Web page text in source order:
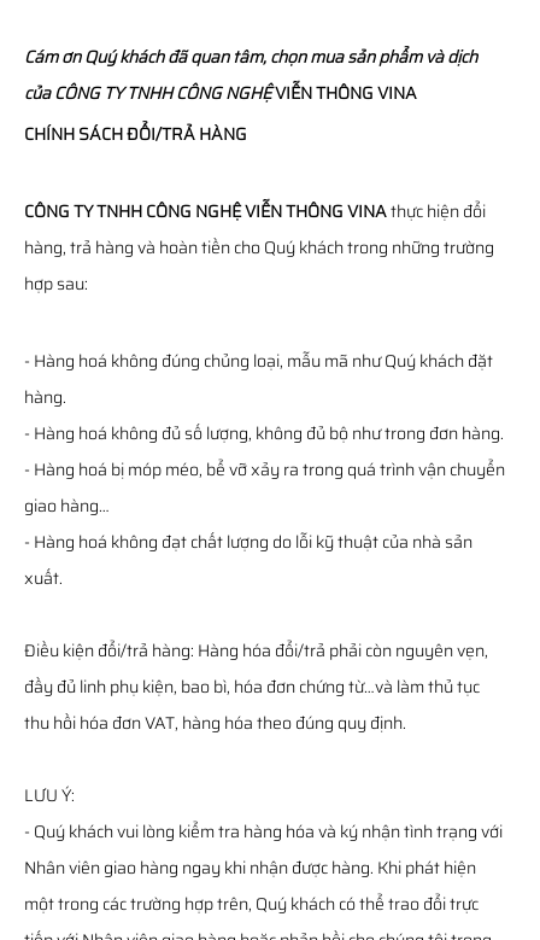
Cám ơn Quý khách đã quan tâm, chọn mua sản phẩm và dịch
củaCÔNG TY TNHH CÔNG NGHỆVIỄN THÔNGVINA
CHÍNH SÁCH ĐỔI/TRẢ HÀNG
CÔNG TY TNHH CÔNG NGHỆ VIỄN THÔNG VINAthực hiện đổi
hàng, trả hàng và hoàn tiền cho Quý khách trong những trường
hợp sau:
- Hàng hoá không đúng chủng loại, mẫu mã như Quý khách đặt
hàng.
- Hàng hoá không đủ số lượng, không đủ bộ như trong đơn hàng.
- Hàng hoá bị móp méo, bể vỡ xảy ra trong quá trình vận chuyển
giao hàng…
- Hàng hoá không đạt chất lượng do lỗi kỹ thuật của nhà sản
xuất.
Điều kiện đổi/trả hàng: Hàng hóa đổi/trả phải còn nguyên vẹn,
đầy đủ linh phụ kiện, bao bì, hóa đơn chứng từ…và làm thủ tục
thu hồi hóa đơn VAT, hàng hóa theo đúng quy định.
LƯU Ý:
- Quý khách vui lòng kiểm tra hàng hóa và ký nhận tình trạng với
Nhân viên giao hàng ngay khi nhận được hàng. Khi phát hiện
một trong các trường hợp trên, Quý khách có thể trao đổi trực